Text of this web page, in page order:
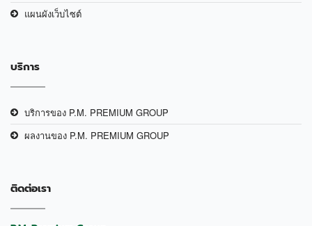
แผนผังเว็บไซต์
บริการ
บริการของ P.M. PREMIUM GROUP
ผลงานของ P.M. PREMIUM GROUP
ติดต่อเรา